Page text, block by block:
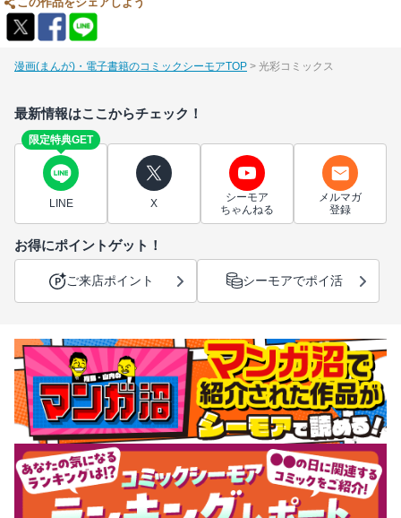
漫画(まんが)・電子書籍のコミックシーモアTOP 光彩コミックス
最新情報はここからチェック！
限定特典GET
LINE X
シーモア
ちゃんねる
メルマガ
登録
お得にポイントゲット！
ご来店ポイント シーモアでポイ活